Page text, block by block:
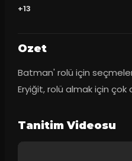
+13
Ozet
Batman' rolü için
Eryiğit, rolü almak için
Tanitim Videosu